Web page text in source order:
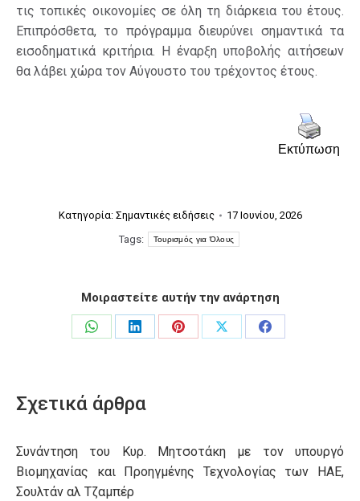
τις τοπικές οικονομίες σε όλη τη διάρκεια του έτους.
Επιπρόσθετα, το πρόγραμμα διευρύνει σημαντικά τα
εισοδηματικά κριτήρια. Η έναρξη υποβολής αιτήσεων
θα λάβει χώρα τον Αύγουστο του τρέχοντος έτους.
Εκτύπωση
Κατηγορία: Σημαντικές ειδήσεις
17 Ιουνίου, 2026
Tags:
Τουρισμός για Όλους
Μοιραστείτε αυτήν την ανάρτηση
Share
Share
Share
Share
Share
Σχετικά άρθρα
Συνάντηση του Κυρ. Μητσοτάκη με τον υπουργό
Βιομηχανίας και Προηγμένης Τεχνολογίας των ΗΑΕ,
Σουλτάν αλ Τζαμπέρ